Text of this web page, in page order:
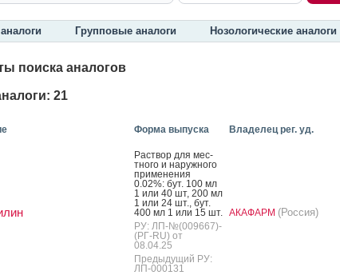
Групповые аналоги Нозологические аналоги
поиска аналогов
21
Форма выпуска Владелец рег. уд.
Рас­твор для мес­
тно­го и на­руж­но­го
при­мене­ния
0.02%: бут. 100 мл
1 или 40 шт, 200 мл
1 или 24 шт., бут.
400 мл 1 или 15 шт.
РУ: ЛП-№(009667)-
(РГ-RU) от
08.04.25
Предыдущий РУ:
ЛП-000131
АКАФАРМ (Россия)